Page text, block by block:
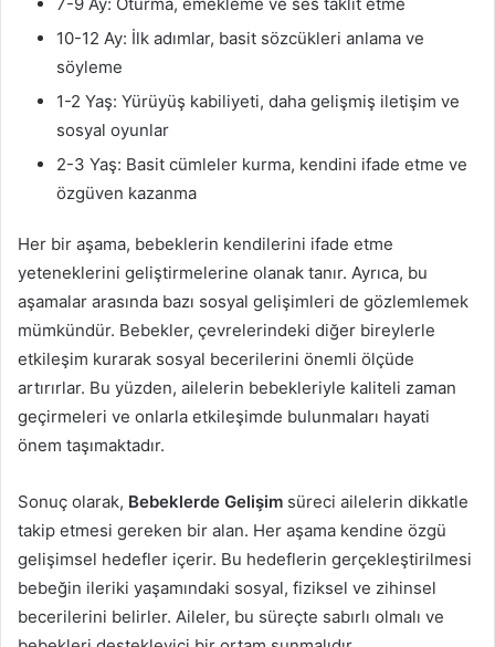
10-12 Ay: İlk adımlar, basit sözcükleri anlama ve
söyleme
1-2 Yaş: Yürüyüş kabiliyeti, daha gelişmiş iletişim ve
sosyal oyunlar
2-3 Yaş: Basit cümleler kurma, kendini ifade etme ve
özgüven kazanma
Her bir aşama, bebeklerin kendilerini ifade etme
yeteneklerini geliştirmelerine olanak tanır. Ayrıca, bu
aşamalar arasında bazı sosyal gelişimleri de gözlemlemek
mümkündür. Bebekler, çevrelerindeki diğer bireylerle
etkileşim kurarak sosyal becerilerini önemli ölçüde
artırırlar. Bu yüzden, ailelerin bebekleriyle kaliteli zaman
geçirmeleri ve onlarla etkileşimde bulunmaları hayati
önem taşımaktadır.
Sonuç olarak, Bebeklerde Gelişim süreci ailelerin dikkatle
takip etmesi gereken bir alan. Her aşama kendine özgü
gelişimsel hedefler içerir. Bu hedeflerin gerçekleştirilmesi
bebeğin ileriki yaşamındaki sosyal, fiziksel ve zihinsel
becerilerini belirler. Aileler, bu süreçte sabırlı olmalı ve